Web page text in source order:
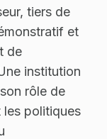
tiers de
et
de
institution
rôle de
les politiques